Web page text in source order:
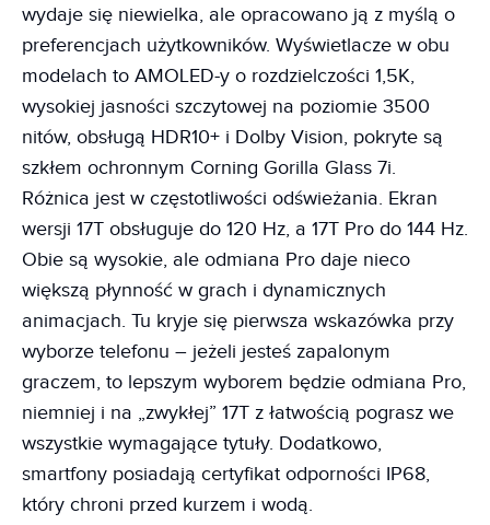
wydaje się niewielka, ale opracowano ją z myślą o
preferencjach użytkowników. Wyświetlacze w obu
modelach to AMOLED-y o rozdzielczości 1,5K,
wysokiej jasności szczytowej na poziomie 3500
nitów, obsługą HDR10+ i Dolby Vision, pokryte są
szkłem ochronnym Corning Gorilla Glass 7i.
Różnica jest w częstotliwości odświeżania. Ekran
wersji 17T obsługuje do 120 Hz, a 17T Pro do 144 Hz.
Obie są wysokie, ale odmiana Pro daje nieco
większą płynność w grach i dynamicznych
animacjach. Tu kryje się pierwsza wskazówka przy
wyborze telefonu – jeżeli jesteś zapalonym
graczem, to lepszym wyborem będzie odmiana Pro,
niemniej i na „zwykłej” 17T z łatwością pograsz we
wszystkie wymagające tytuły. Dodatkowo,
smartfony posiadają certyfikat odporności IP68,
który chroni przed kurzem i wodą.